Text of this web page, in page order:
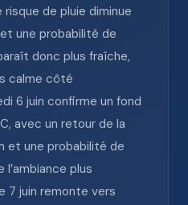
de pluie diminue
une probabilité de
donc plus fraîche,
calme côté
6 juin confirme un fond
avec un retour de la
et une probabilité de
plus
7 juin remonte vers